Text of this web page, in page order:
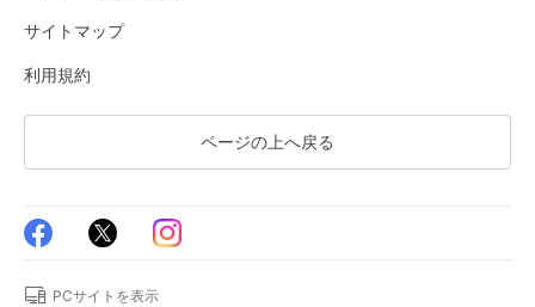
サイトマップ
利用規約
ページの上へ戻る
PCサイトを表示